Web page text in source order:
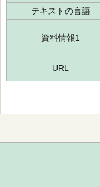
テキストの言語
資料情報1
URL